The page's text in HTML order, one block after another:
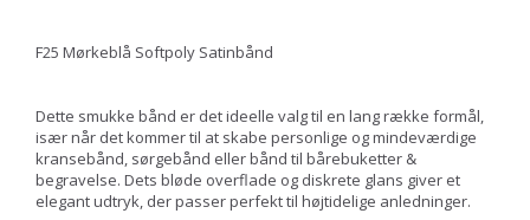
F25 Mørkeblå Softpoly Satinbånd
Dette smukke bånd er det ideelle valg til en lang række formål,
især når det kommer til at skabe personlige og mindeværdige
kransebånd, sørgebånd eller bånd til bårebuketter &
begravelse. Dets bløde overflade og diskrete glans giver et
elegant udtryk, der passer perfekt til højtidelige anledninger.